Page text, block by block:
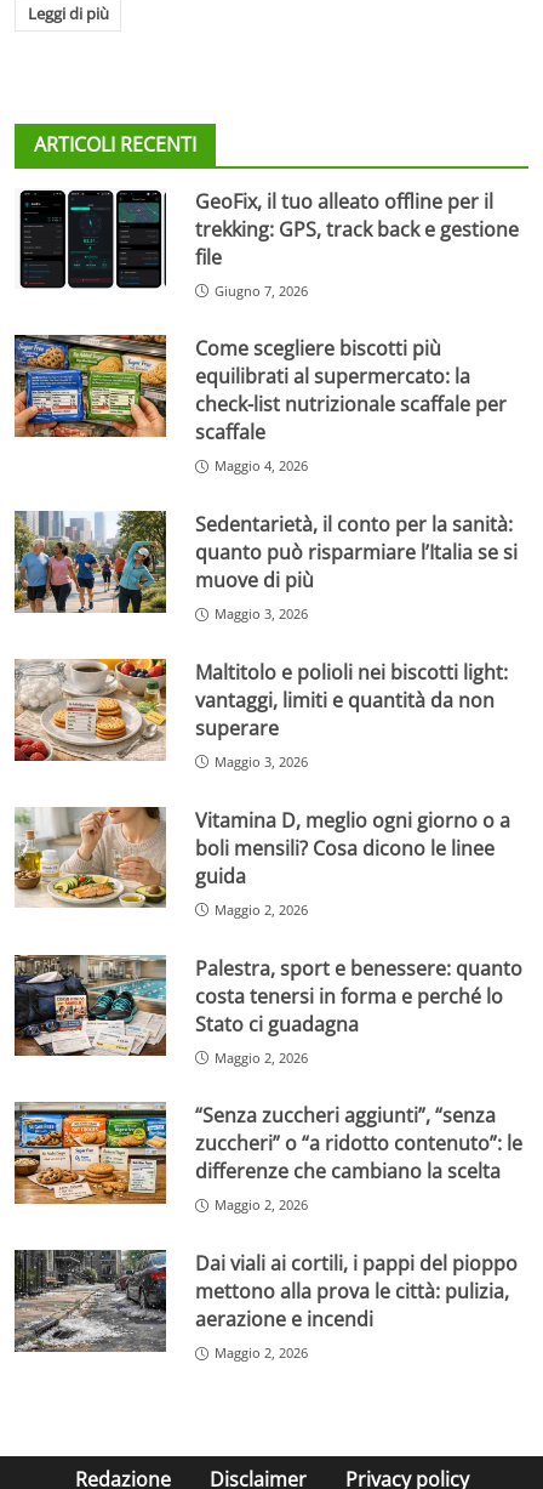
Leggi di più
ARTICOLI RECENTI
GeoFix, il tuo alleato offline per il
trekking: GPS, track back e gestione
file
Giugno 7, 2026
Come scegliere biscotti più
equilibrati al supermercato: la
check-list nutrizionale scaffale per
scaffale
Maggio 4, 2026
Sedentarietà, il conto per la sanità:
quanto può risparmiare l’Italia se si
muove di più
Maggio 3, 2026
Maltitolo e polioli nei biscotti light:
vantaggi, limiti e quantità da non
superare
Maggio 3, 2026
Vitamina D, meglio ogni giorno o a
boli mensili? Cosa dicono le linee
guida
Maggio 2, 2026
Palestra, sport e benessere: quanto
costa tenersi in forma e perché lo
Stato ci guadagna
Maggio 2, 2026
“Senza zuccheri aggiunti”, “senza
zuccheri” o “a ridotto contenuto”: le
differenze che cambiano la scelta
Maggio 2, 2026
Dai viali ai cortili, i pappi del pioppo
mettono alla prova le città: pulizia,
aerazione e incendi
Maggio 2, 2026
Redazione Disclaimer Privacy policy